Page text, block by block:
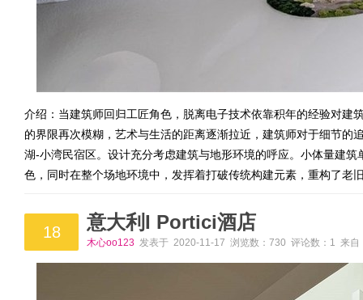
介绍：当建筑师回归工匠角色，脱离电子技术依靠积年的经验对建
的界限再次模糊，艺术与生活的距离逐渐拉近，建筑师对于细节的
湖-小湾民宿区。设计充分考虑建筑与地形环境的呼应。小体量建
色，同时在整个场地环境中，发挥着打破传统构建元素，重构了老
18 意大利I Portici酒店
木心oo123 发表于 2020-11-17 浏览数：730 评论数：1 来